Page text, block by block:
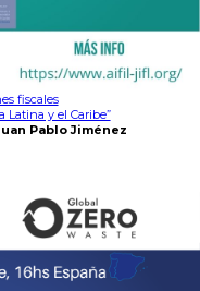
fiscales
Latina y el Caribe”
Pablo Jiménez